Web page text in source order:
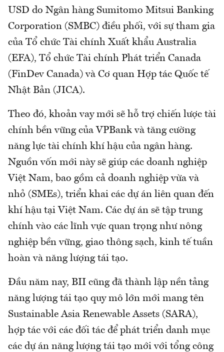
USD do Ngân hàng Sumitomo Mitsui Banking
Corporation (SMBC) điều phối, với sự tham gia
của Tổ chức Tài chính Xuất khẩu Australia
(EFA), Tổ chức Tài chính Phát triển Canada
(FinDev Canada) và Cơ quan Hợp tác Quốc tế
Nhật Bản (JICA).
Theo đó, khoản vay mới sẽ hỗ trợ chiến lược tài
chính bền vững của VPBank và tăng cường
năng lực tài chính khí hậu của ngân hàng.
Nguồn vốn mới này sẽ giúp các doanh nghiệp
Việt Nam, bao gồm cả doanh nghiệp vừa và
nhỏ (SMEs), triển khai các dự án liên quan đến
khí hậu tại Việt Nam. Các dự án sẽ tập trung
chính vào các lĩnh vực quan trọng như nông
nghiệp bền vững, giao thông sạch, kinh tế tuần
hoàn và năng lượng tái tạo.
Đầu năm nay, BII cũng đã thành lập nền tảng
năng lượng tái tạo quy mô lớn mới mang tên
Sustainable Asia Renewable Assets (SARA),
hợp tác với các đối tác để phát triển danh mục
các dự án năng lượng tái tạo mới với tổng công